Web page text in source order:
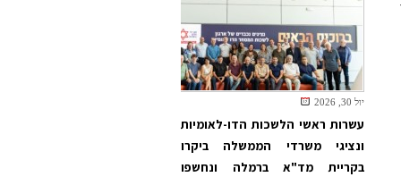
יול 30, 2026
עשרות ראשי הלשכות הדו-לאומיות
ונציגי משרדי הממשלה ביקרו
בקריית מד"א ברמלה ונחשפו